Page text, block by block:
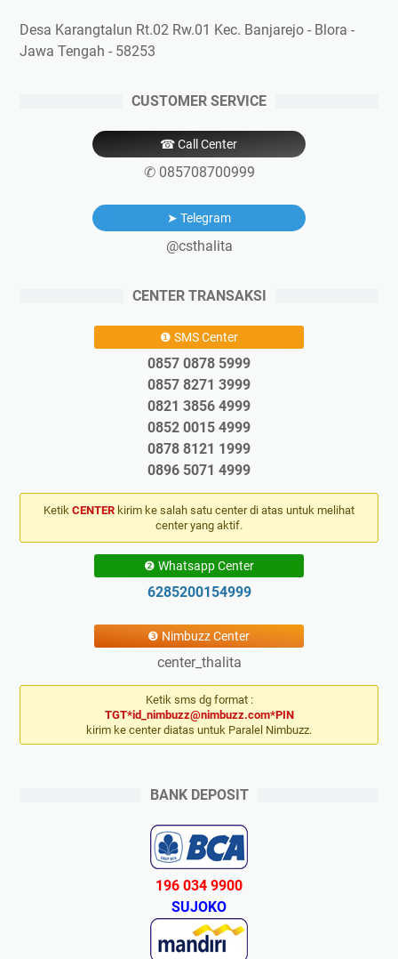
Desa Karangtalun Rt.02 Rw.01 Kec. Banjarejo - Blora -
Jawa Tengah - 58253
CUSTOMER SERVICE
☎ Call Center
✆ 085708700999
➤ Telegram
@csthalita
CENTER TRANSAKSI
❶ SMS Center
0857 0878 5999
0857 8271 3999
0821 3856 4999
0852 0015 4999
0878 8121 1999
0896 5071 4999
Ketik CENTER kirim ke salah satu center di atas untuk melihat
center yang aktif.
❷ Whatsapp Center
6285200154999
❸ Nimbuzz Center
center_thalita
Ketik sms dg format :
TGT*id_nimbuzz@nimbuzz.com*PIN
kirim ke center diatas untuk Paralel Nimbuzz.
BANK DEPOSIT
196 034 9900
SUJOKO